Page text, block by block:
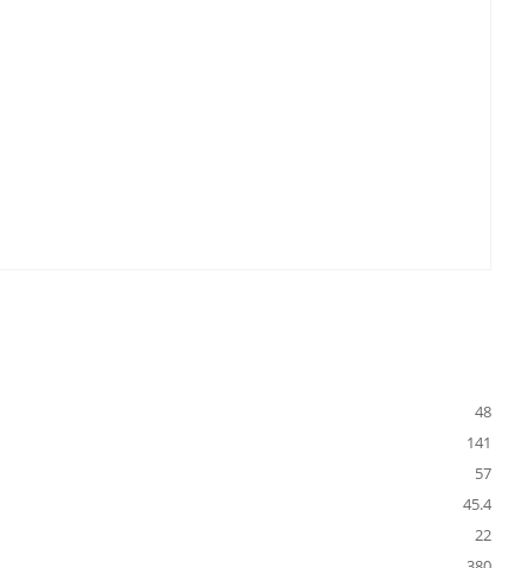
48
141
57
45.4
22